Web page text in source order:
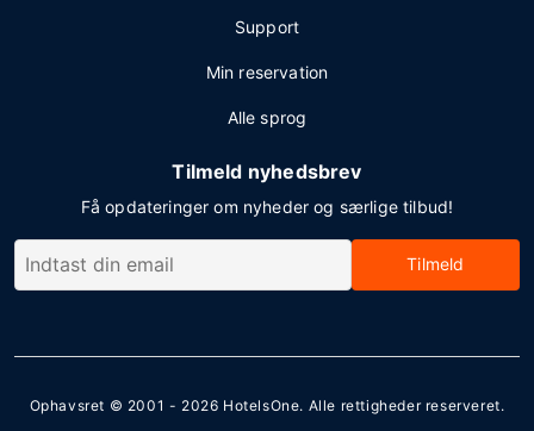
Support
Min reservation
Alle sprog
Tilmeld nyhedsbrev
Få opdateringer om nyheder og særlige tilbud!
Tilmeld
Ophavsret © 2001 - 2026 HotelsOne. Alle rettigheder reserveret.